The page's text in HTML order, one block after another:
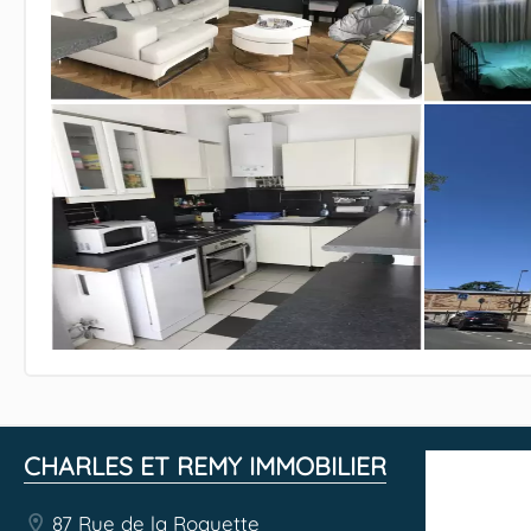
CHARLES ET REMY IMMOBILIER
87 Rue de la Roquette